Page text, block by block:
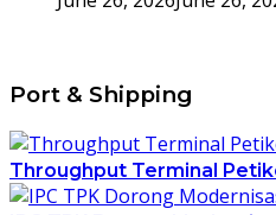
Port & Shipping
Throughput Terminal